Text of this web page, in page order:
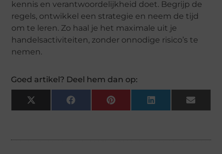
kennis en verantwoordelijkheid doet. Begrijp de
regels, ontwikkel een strategie en neem de tijd
om te leren. Zo haal je het maximale uit je
handelsactiviteiten, zonder onnodige risico’s te
nemen.
Goed artikel? Deel hem dan op:
X
(Twitter)
FacebookPinterestLinkedInEmail